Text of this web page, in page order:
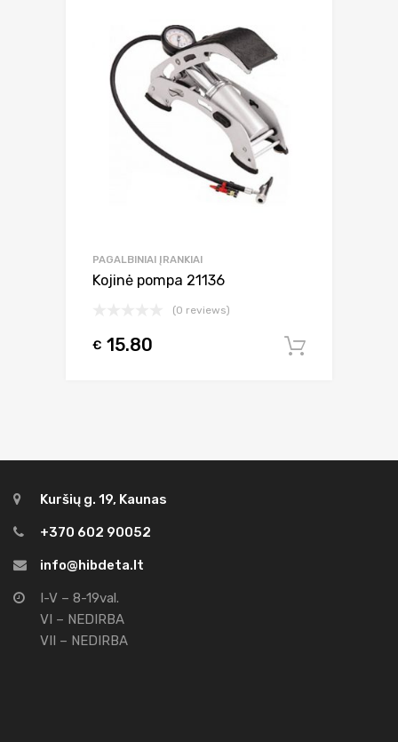
PAGALBINIAI ĮRANKIAI
Kojinė pompa 21136
(0 reviews)
€ 15.80
Kuršių g. 19, Kaunas
+370 602 90052
info@hibdeta.lt
I-V – 8-19val.
VI – NEDIRBA
VII – NEDIRBA